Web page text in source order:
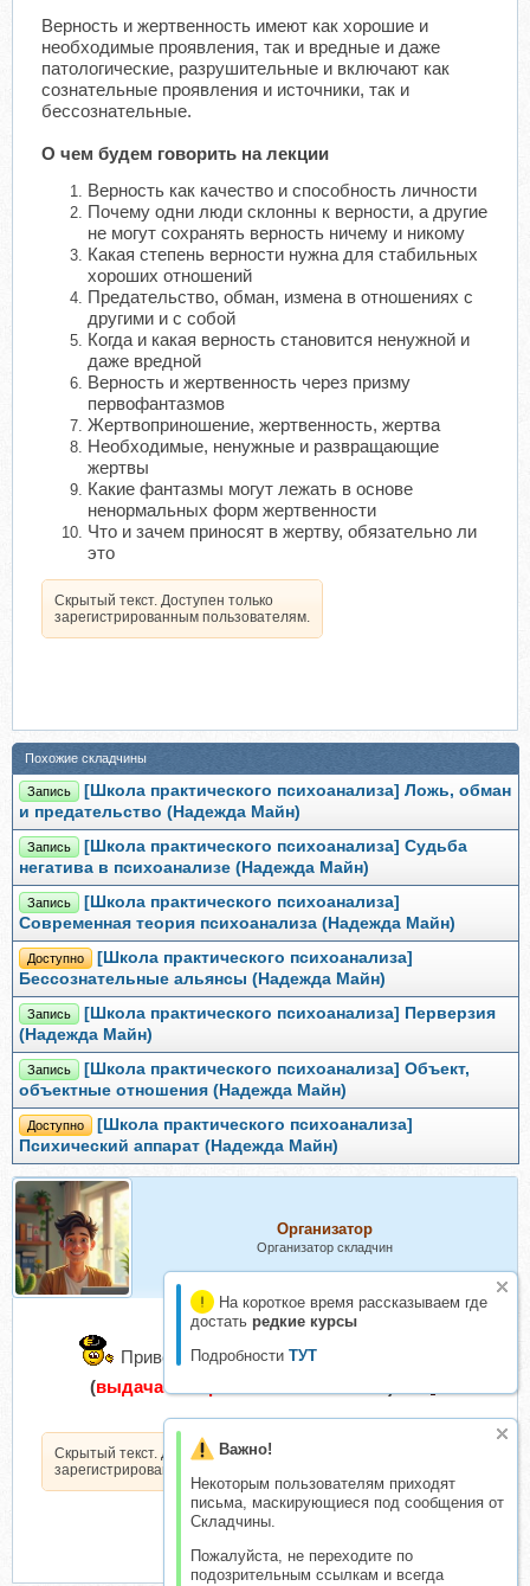
На короткое время рассказываем где
достать редкие курсы
Подробности ТУТ
Важно!
Некоторым пользователям приходят
письма, маскирующиеся под сообщения от
Складчины.
Пожалуйста, не переходите по
подозрительным ссылкам и всегда
Верность и жертвенность имеют как хорошие и
необходимые проявления, так и вредные и даже
патологические, разрушительные и включают как
сознательные проявления и источники, так и
бессознательные.
О чем будем говорить на лекции
Верность как качество и способность личности
Почему одни люди склонны к верности, а другие
не могут сохранять верность ничему и никому
Какая степень верности нужна для стабильных
хороших отношений
Предательство, обман, измена в отношениях с
другими и с собой
Когда и какая верность становится ненужной и
даже вредной
Верность и жертвенность через призму
первофантазмов
Жертвоприношение, жертвенность, жертва
Необходимые, ненужные и развращающие
жертвы
Какие фантазмы могут лежать в основе
ненормальных форм жертвенности
Что и зачем приносят в жертву, обязательно ли
это
Скрытый текст. Доступен только
зарегистрированным пользователям.
Похожие складчины
Запись
[Школа практического психоанализа] Ложь, обман
и предательство (Надежда Майн)
Запись
[Школа практического психоанализа] Судьба
негатива в психоанализе (Надежда Майн)
Запись
[Школа практического психоанализа]
Современная теория психоанализа (Надежда Майн)
Доступно
[Школа практического психоанализа]
Бессознательные альянсы (Надежда Майн)
Запись
[Школа практического психоанализа] Перверзия
(Надежда Майн)
Запись
[Школа практического психоанализа] Объект,
объектные отношения (Надежда Майн)
Доступно
[Школа практического психоанализа]
Психический аппарат (Надежда Майн)
Организатор
Организатор складчин
Приветствую тебягость
(выдача материала после оплаты
Скрытый текст. Доступен только
зарегистрированным пользователям.